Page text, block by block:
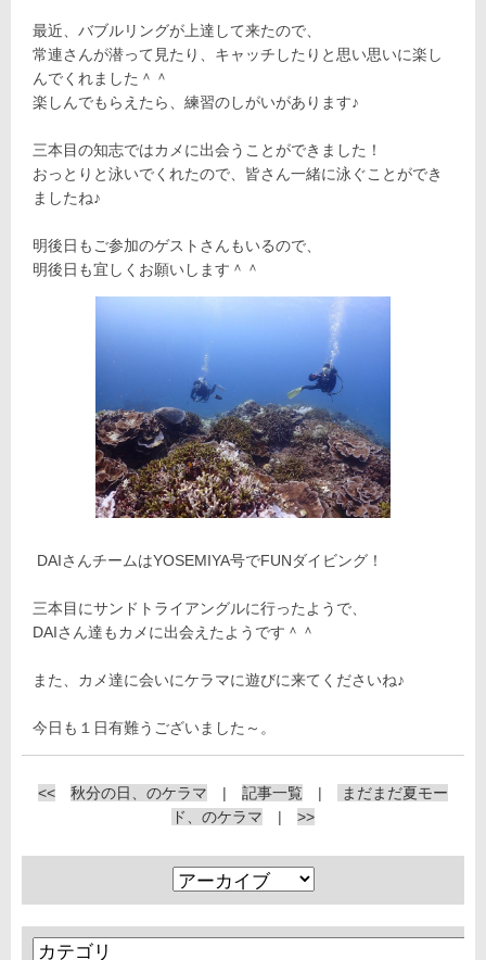
最近、バブルリングが上達して来たので、
常連さんが潜って見たり、キャッチしたりと思い思いに楽し
んでくれました＾＾
楽しんでもらえたら、練習のしがいがあります♪
三本目の知志ではカメに出会うことができました！
おっとりと泳いでくれたので、皆さん一緒に泳ぐことができ
ましたね♪
明後日もご参加のゲストさんもいるので、
明後日も宜しくお願いします＾＾
DAIさんチームはYOSEMIYA号でFUNダイビング！
三本目にサンドトライアングルに行ったようで、
DAIさん達もカメに出会えたようです＾＾
また、カメ達に会いにケラマに遊びに来てくださいね♪
今日も１日有難うございました～。
<< 秋分の日、のケラマ | 記事一覧 |
まだまだ夏モー
ド、のケラマ | >>